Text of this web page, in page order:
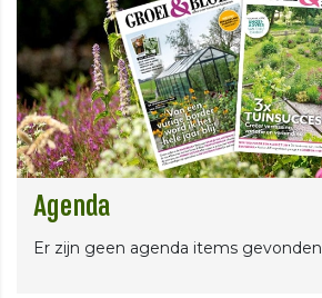
Agenda
Er zijn geen agenda items gevonden